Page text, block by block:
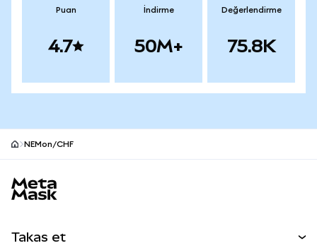
Puan
4.7
İndirme
50M+
Değerlendirme
75.8K
NEMon/CHF
Takas et